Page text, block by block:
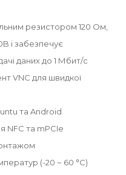
резистором 120 Ом,
і забезпечує
даних до 1 Мбит/с
VNC для швидкої
та Android
NFC та mPCIe
(-20 ~ 60 °C)